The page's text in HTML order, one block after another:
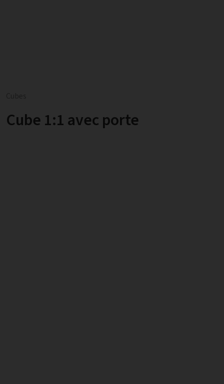
Cube 1:1 avec porte